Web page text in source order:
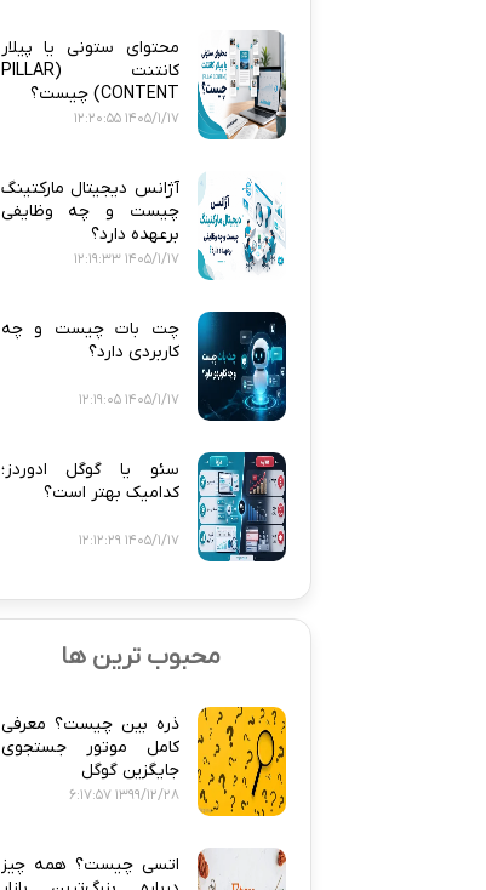
محتوای ستونی یا پیلار
کانتنت (PILLAR
CONTENT) چیست؟
1405/1/17 12:20:55
آژانس دیجیتال مارکتینگ
چیست و چه وظایفی
برعهده دارد؟
1405/1/17 12:19:33
چت بات چیست و چه
کاربردی دارد؟
1405/1/17 12:19:05
سئو یا گوگل ادوردز؛
کدامیک بهتر است؟
1405/1/17 12:12:29
محبوب ترین ها
ذره‌ بین چیست؟ معرفی
کامل موتور جستجوی
جایگزین گوگل
1399/12/28 6:17:57
اتسی چیست؟ همه‌ چیز